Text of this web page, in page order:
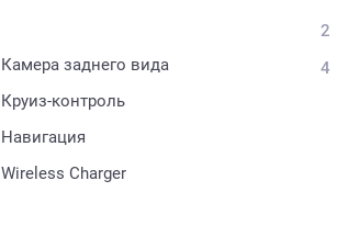
Камера заднего вида
Круиз-контроль
Навигация
Wireless Charger
2
4